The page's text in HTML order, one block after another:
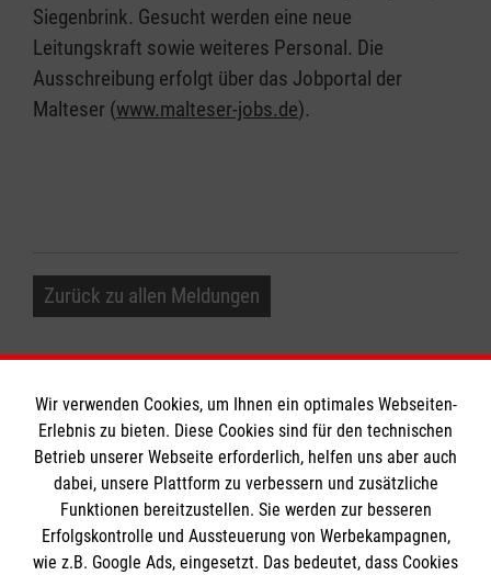
Siegenbrink. Gesucht werden eine neue
Leitungskraft sowie weiteres Personal. Die
Ausschreibung erfolgt über das Jobportal der
Malteser (www.malteser-jobs.de).
Zurück zu allen Meldungen
Informationen
Impressum
Datenschutz
Wir verwenden Cookies, um Ihnen ein optimales Webseiten-
Erlebnis zu bieten. Diese Cookies sind für den technischen
Betrieb unserer Webseite erforderlich, helfen uns aber auch
dabei, unsere Plattform zu verbessern und zusätzliche
Funktionen bereitzustellen. Sie werden zur besseren
Erfolgskontrolle und Aussteuerung von Werbekampagnen,
wie z.B. Google Ads, eingesetzt. Das bedeutet, dass Cookies